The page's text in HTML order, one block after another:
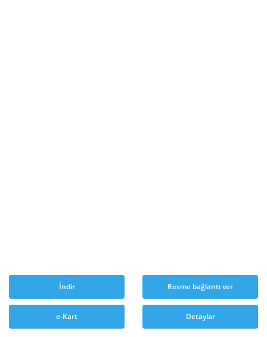
İndir Resme bağlantı ver
e-Kart Detaylar